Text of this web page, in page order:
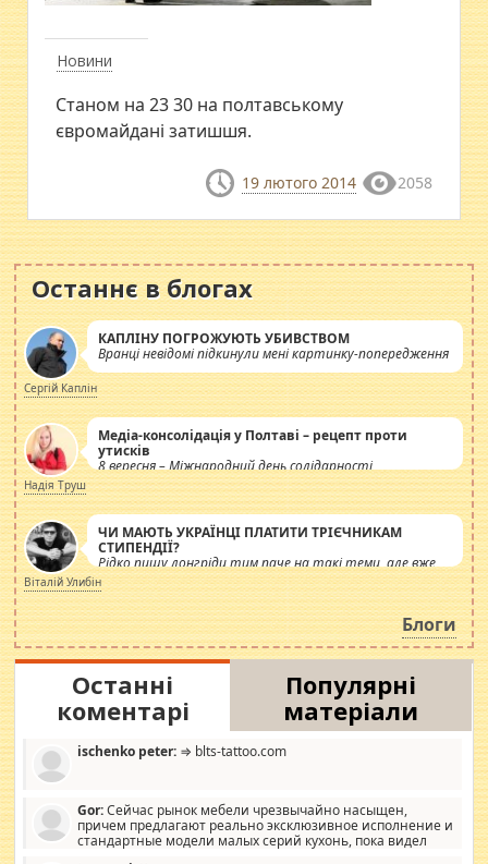
Новини
Станом на 23 30 на полтавському
євромайдані затишшя.
19 лютого 2014 2058
Останнє в блогах
КАПЛІНУ ПОГРОЖУЮТЬ УБИВСТВОМ
Вранці невідомі підкинули мені картинку-попередження
Сергій Каплін
Медіа-консолідація у Полтаві – рецепт проти
утисків
8 вересня – Міжнародний день солідарності
журналістів.
Надія Труш
ЧИ МАЮТЬ УКРАЇНЦІ ПЛАТИТИ ТРІЄЧНИКАМ
СТИПЕНДІЇ?
Рідко пишу лонгріди тим паче на такі теми, але вже
просто дістало! Обурюють сьогоднішні інсенуації
навколо стипендіального питання. Штучно
роздувається ще одна соціальна катастрофа.
Віталій Улибін
Блоги
Останні
коментарі
Популярні
матеріали
ischenko peter: ⇒ blts-tattoo.com
Gor:Сейчас рынок мебели чрезвычайно насыщен,
причем предлагают реально эксклюзивное исполнение и
стандартные модели малых серий кухонь, пока видел